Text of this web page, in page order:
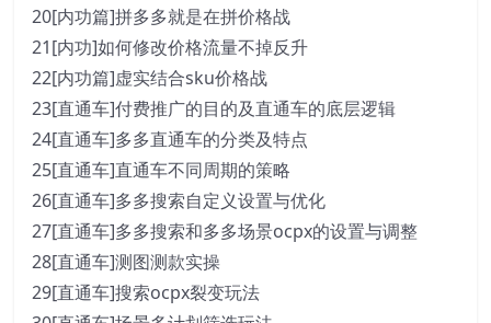
20[内功篇]拼多多就是在拼价格战
21[内功]如何修改价格流量不掉反升
22[内功篇]虚实结合sku价格战
23[直通车]付费推广的目的及直通车的底层逻辑
24[直通车]多多直通车的分类及特点
25[直通车]直通车不同周期的策略
26[直通车]多多搜索自定义设置与优化
27[直通车]多多搜索和多多场景ocpx的设置与调整
28[直通车]测图测款实操
29[直通车]搜索ocpx裂变玩法